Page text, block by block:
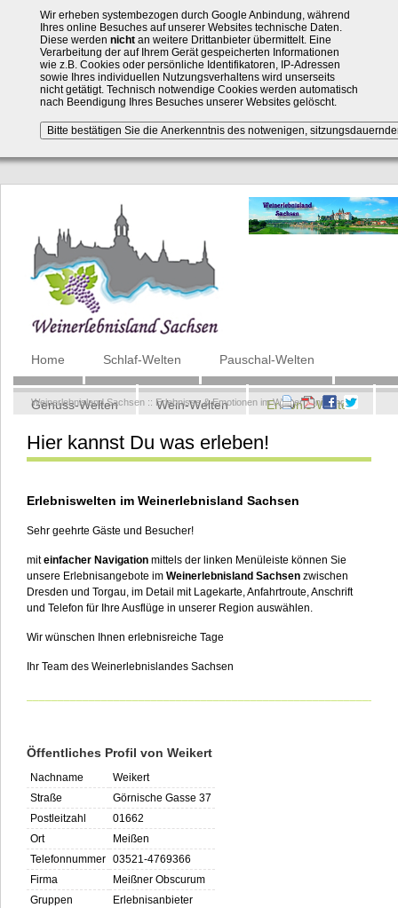
Wir erheben systembezogen durch Google Anbindung, während
Ihres online Besuches auf unserer Websites technische Daten.
Diese werden nichtan weitere Drittanbieter übermittelt. Eine
Verarbeitung der auf Ihrem Gerät gespeicherten Informationen
wie z.B. Cookies oder persönliche Identifikatoren, IP-Adressen
sowie Ihres individuellen Nutzungsverhaltens wird unserseits
nicht getätigt. Technisch notwendige Cookies werden automatisch
nach Beendigung Ihres Besuches unserer Websites gelöscht.
Navigation
Home Schlaf-Welten Pauschal-Welten
Genuss-Welten Wein-Welten Erlebnis-Welten
Kontakt
Weinerlebnisland Sachsen :: Erlebnisse & Emotionen im Weinerlebnisland
Hier kannst Du was erleben!
Erlebniswelten im Weinerlebnisland Sachsen
Sehr geehrte Gäste und Besucher!
miteinfacher Navigation mittels der linken Menüleiste können Sie
unsere Erlebnisangebote im Weinerlebnisland Sachsen zwischen
Dresden und Torgau, im Detail mit Lagekarte, Anfahrtroute, Anschrift
und Telefon für Ihre Ausflüge in unserer Region auswählen.
Wir wünschen Ihnen erlebnisreiche Tage
Ihr Team des Weinerlebnislandes Sachsen
Öffentliches Profil von Weikert
Nachname
Weikert
Straße
Görnische Gasse 37
Postleitzahl
01662
Ort
Meißen
Telefonnummer 03521-4769366
Firma
Meißner Obscurum
Gruppen
Erlebnisanbieter